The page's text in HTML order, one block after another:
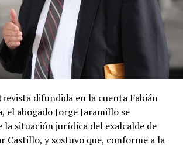
Romero, director provincial de
la alianza es el resultado de un
entre organizaciones políticas y
ciudadanos. Destacó que el acuerdo
y generar condiciones para
e inclusivo.
definió acuerdos para varias
difundida en la cuenta Fabián
abogado Jorge Jaramillo se
la situación jurídica del exalcalde de
Castillo, y sostuvo que, conforme a la